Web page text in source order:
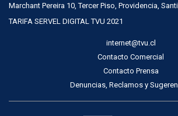
Marchant Pereira 10, Tercer Piso, Providencia,
TARIFA SERVEL DIGITAL TVU 2021
internet@tvu.cl
Contacto Comercial
Contacto Prensa
Denuncias, Reclamos y